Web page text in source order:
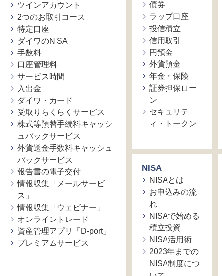
ツインアカウント
2つのお取引コース
特定口座
ダイワのNISA
手数料
口座管理料
サービス時間
入出金
ダイワ・カード
受取りらくらくサービス
株式等預替手続料キャッシ
ュバックサービス
外貨送金手数料キャッシュ
バックサービス
報告書の電子交付
情報収集「メールサービ
ス」
情報収集「ウェビナー」
オンライントレード
資産管理アプリ「D-port」
プレミアムサービス
債券
ラップ口座
投信積立
信用取引
円預金
外貨預金
年金・保険
証券担保ロー
ン
セキュリテ
ィ・トークン
NISA
NISAとは
お申込みの流
れ
NISAで始める
積立投資
NISA活用術
2023年までの
NISA制度につ